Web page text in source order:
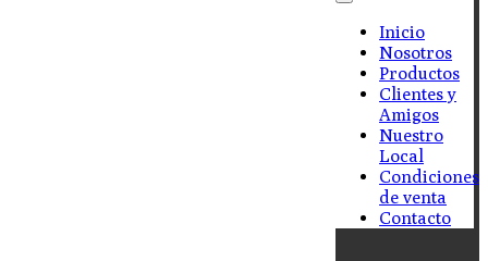
Inicio
Nosotros
Productos
Clientes y
Amigos
Nuestro
Local
Condiciones
de venta
Contacto